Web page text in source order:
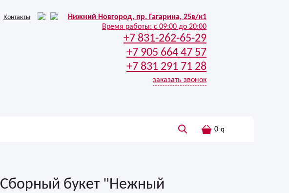
Контакты
Нижний Новгород, пр. Гагарина, 25в/к1
Время работы: с 09:00 до 20:00
+7 831-262-65-29
+7 905 664 47 57
+7 831 291 71 28
заказать звонок
0
Сборный букет "Нежный